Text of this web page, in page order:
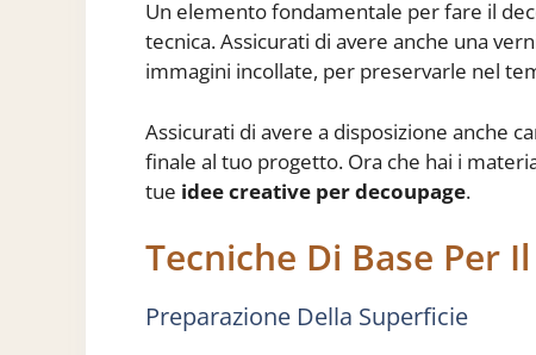
Un elemento fondamentale per fare il
tecnica. Assicurati di avere anche una
immagini incollate, per preservarle nel
Assicurati di avere a disposizione anche
finale al tuo progetto. Ora che hai i
tue idee creative per decoupage.
Tecniche Di Base Per
Preparazione Della Superficie